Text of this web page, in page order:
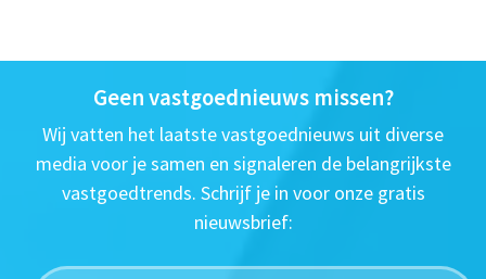
Geen vastgoednieuws missen?
Wij vatten het laatste vastgoednieuws uit diverse
media voor je samen en signaleren de belangrijkste
vastgoedtrends. Schrijf je in voor onze gratis
nieuwsbrief: